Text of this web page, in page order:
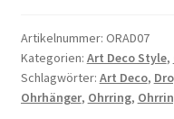
Edelstahl
Haken
Menge
Artikelnummer: ORAD07
Kategorien: Art Deco Style,
Schlagwörter: Art Deco,
Ohrhänger, Ohrring,